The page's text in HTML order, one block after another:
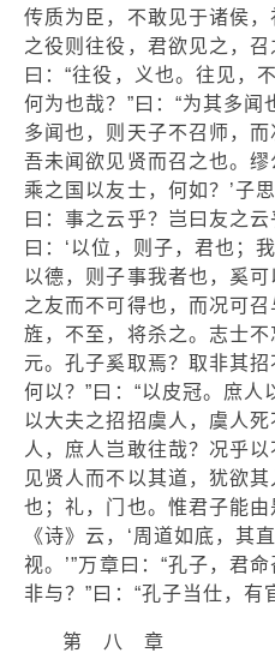
传质为臣，不敢见于诸侯，
之役则往役，君欲见之，
曰：“往役，义也。往见，
何为也哉？”曰：“为其多闻
多闻也，则天子不召师，
吾未闻欲见贤而召之也。
乘之国以友士，何如？’子
曰：事之云乎？岂曰友之
曰：‘以位，则子，君也；
以德，则子事我者也，奚
之友而不可得也，而况可
旌，不至，将杀之。志士
元。孔子奚取焉？取非其招
何以？”曰：“以皮冠。庶人
以大夫之招招虞人，虞人
人，庶人岂敢往哉？况乎
见贤人而不以其道，犹欲
也；礼，门也。惟君子能由
《诗》云，‘周道如底，其
视。’”万章曰：“孔子，君
非与？”曰：“孔子当仕，有
第 八 章